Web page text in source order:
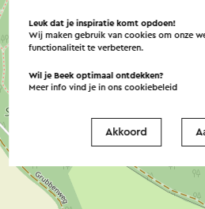
Leuk dat je inspiratie komt opdoen!
Wij maken gebruik van cookies om onze
functionaliteit te verbeteren.
Wil je Beek optimaal ontdekken?
Meer info vind je in onscookiebeleid
Akkoord